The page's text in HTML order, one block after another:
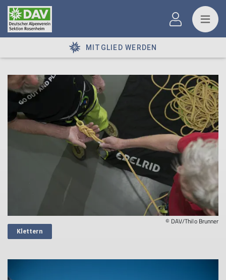
MITGLIED WERDEN
© DAV/Thilo Brunner
Klettern